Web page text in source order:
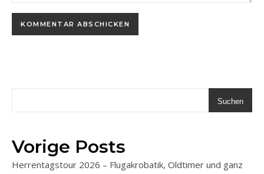
Suchen
Vorige Posts
Herrentagstour 2026 – Flugakrobatik, Oldtimer und ganz